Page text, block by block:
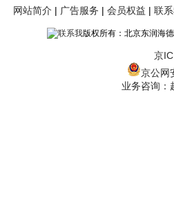
网站简介 | 广告服务 | 会员权益 | 联
版权所有：北京东润海
京
京公网
业务咨询：